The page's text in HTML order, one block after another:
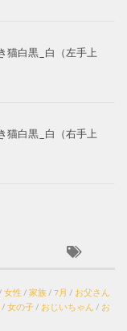
猫白黒_白（左手上
猫白黒_白（右手上
/ 女性 / 家族 / 7月 / お父さん
/ 女の子 / おじいちゃん / お